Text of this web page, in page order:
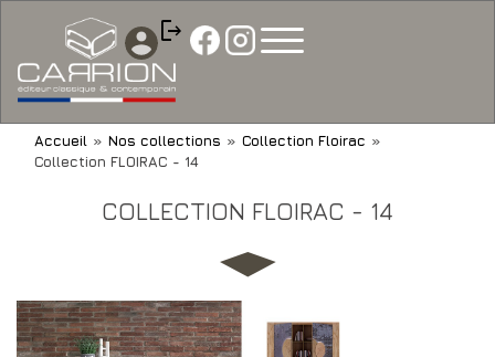
contenu
principal
logout
YOU
ARE
Accueil » Nos collections » Collection Floirac »
Collection FLOIRAC - 14
COLLECTION FLOIRAC - 14